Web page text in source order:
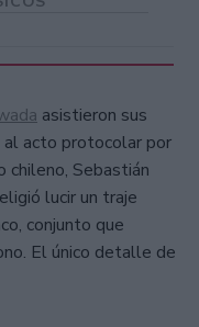
asistieron sus
acto protocolar por
chileno, Sebastián
lucir un traje
conjunto que
El único detalle de